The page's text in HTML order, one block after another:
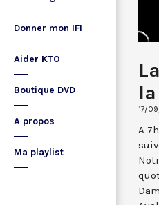
Donner mon IFI
Aider KTO
Boutique DVD
A propos
Ma playlist
17/
A